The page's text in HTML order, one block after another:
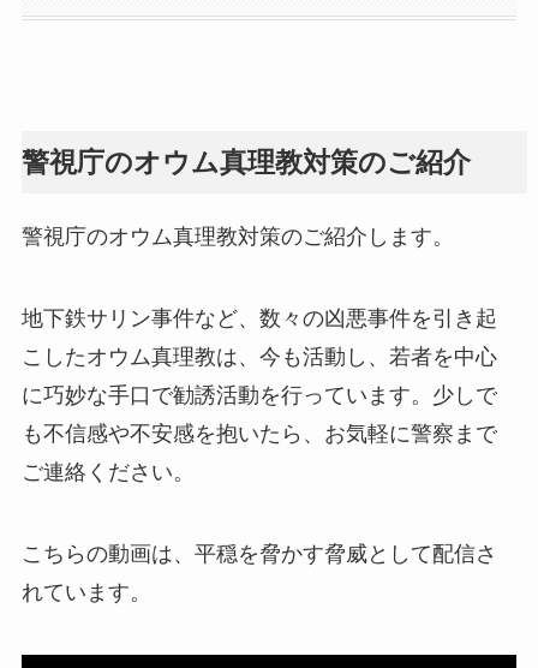
警視庁のオウム真理教対策のご紹介
警視庁のオウム真理教対策のご紹介します。
地下鉄サリン事件など、数々の凶悪事件を引き起
こしたオウム真理教は、今も活動し、若者を中心
に巧妙な手口で勧誘活動を行っています。少しで
も不信感や不安感を抱いたら、お気軽に警察まで
ご連絡ください。
こちらの動画は、平穏を脅かす脅威として配信さ
れています。